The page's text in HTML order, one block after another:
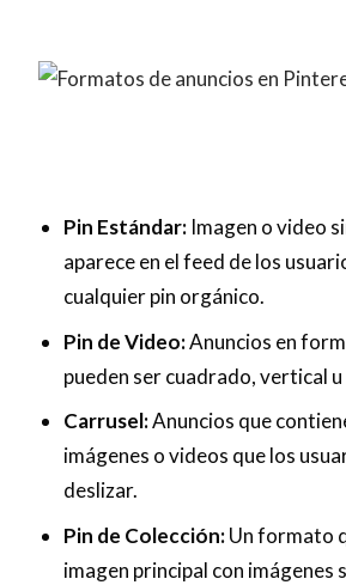
Pin Estándar: Imagen o video
aparece en el feed de los
cualquier pin orgánico.
Pin de Video:Anuncios en
pueden ser cuadrado, vertical
Carrusel:Anuncios que
imágenes o videos que los
deslizar.
Pin de Colección:Un formato
imagen principal con imágenes